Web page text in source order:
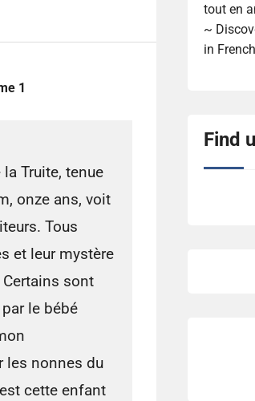
1
la Truite, tenue
onze ans, voit
Tous
et leur mystère
sont
le bébé
les nonnes du
cette enfant
tout en
~
in
Find